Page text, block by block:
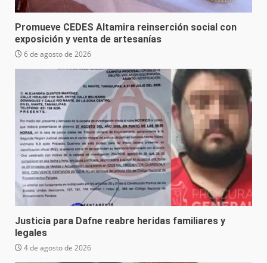
Promueve CEDES Altamira reinserción social con
exposición y venta de artesanías
6 de agosto de 2026
Justicia para Dafne reabre heridas familiares y
legales
4 de agosto de 2026